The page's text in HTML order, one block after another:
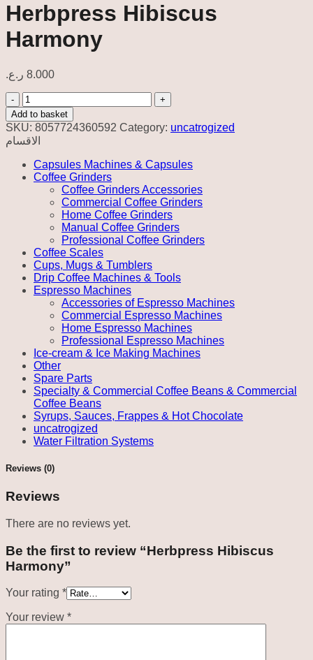
Herbpress Hibiscus
Harmony
8.000 ر.ع.
Herbpress
Hibiscus
Harmony
quantity
Add to basket
SKU: 8057724360592 Category: uncatrogized
الاقسام
Capsules Machines & Capsules
Coffee Grinders
Coffee Grinders Accessories
Commercial Coffee Grinders
Home Coffee Grinders
Manual Coffee Grinders
Professional Coffee Grinders
Coffee Scales
Cups, Mugs & Tumblers
Drip Coffee Machines & Tools
Espresso Machines
Accessories of Espresso Machines
Commercial Espresso Machines
Home Espresso Machines
Professional Espresso Machines
Ice-cream & Ice Making Machines
Other
Spare Parts
Specialty & Commercial Coffee Beans & Commercial
Coffee Beans
Syrups, Sauces, Frappes & Hot Chocolate
uncatrogized
Water Filtration Systems
Reviews (0)
Reviews
There are no reviews yet.
Be the first to review “Herbpress Hibiscus
Harmony”
Your rating *
Your review *